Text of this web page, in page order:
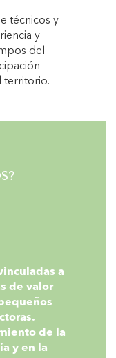
técnicos y
y
del
territorio.
a
de valor
de la
y en la